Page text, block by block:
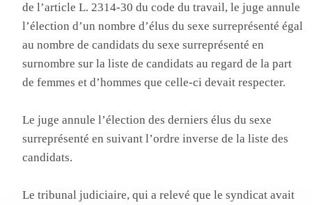
de l’article L. 2314-30 du code du travail, le juge annule
l’élection d’un nombre d’élus du sexe surreprésenté égal
au nombre de candidats du sexe surreprésenté en
surnombre sur la liste de candidats au regard de la part
de femmes et d’hommes que celle-ci devait respecter.
Le juge annule l’élection des derniers élus du sexe
surreprésenté en suivant l’ordre inverse de la liste des
candidats.
Le tribunal judiciaire, qui a relevé que le syndicat avait